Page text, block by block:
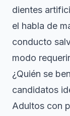
dientes
el habla de
conducto
modo
¿Quién se
candidatos
Adultos con